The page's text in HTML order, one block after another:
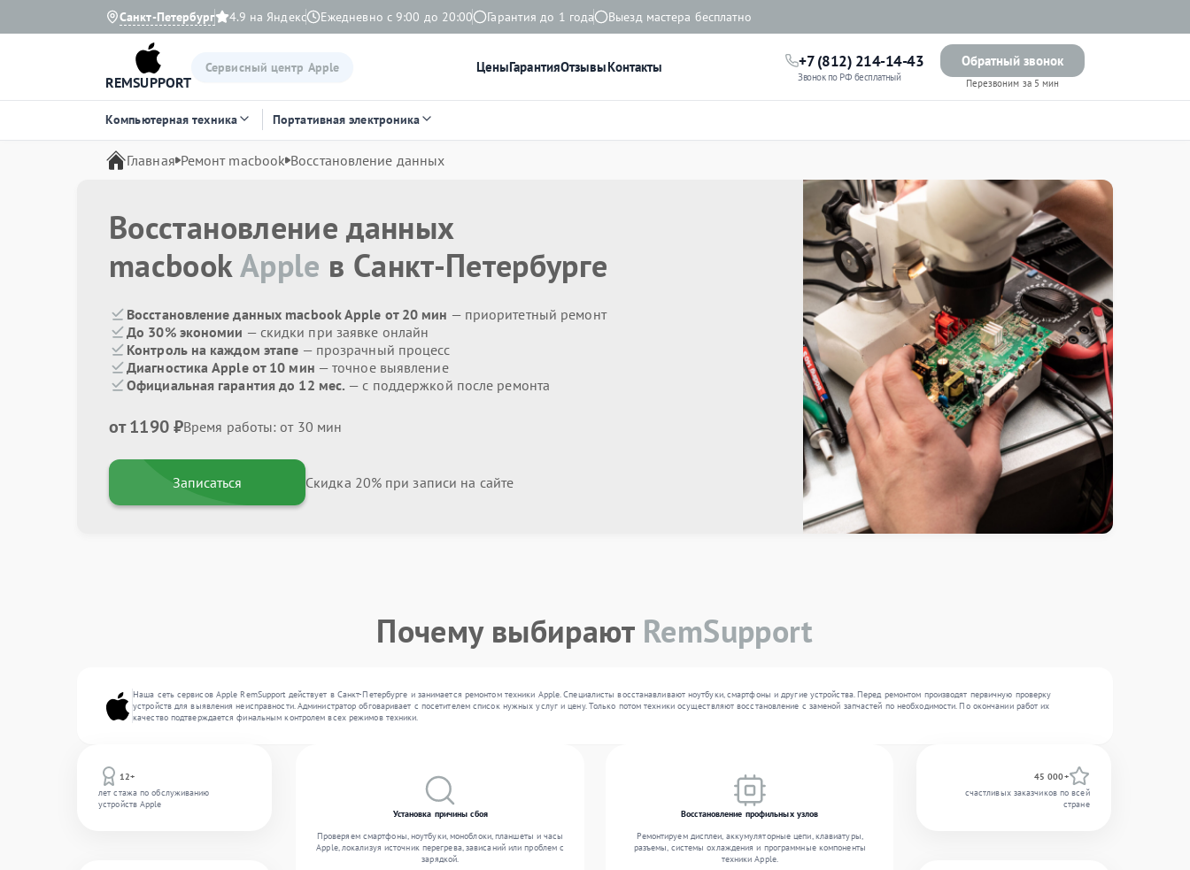
Санкт-Петербург 4.9 на Яндекс Ежедневно с 9:00 до 20:00 Гарантия до 1 года Выезд мастера бесплатно
REMSUPPORT
Сервисный центр Apple ЦеныГарантияОтзывыКонтакты +7 (812) 214-14-43
Звонок по РФ бесплатный
Обратный звонок
Перезвоним за 5 мин
Компьютерная техника Портативная электроника
Главная Ремонт macbook Восстановление данных
Восстановление данных
macbookApple в Санкт-Петербурге
Восстановление данных macbook Apple от 20 мин — приоритетный ремонт
До 30% экономии — скидки при заявке онлайн
Контроль на каждом этапе — прозрачный процесс
Диагностика Apple от 10 мин — точное выявление
Официальная гарантия до 12 мес. — с поддержкой после ремонта
от 1190 ₽Время работы: от 30 мин
Записаться Скидка 20% при записи на сайте
Почему выбирают RemSupport
Наша сеть сервисов Apple RemSupport действует в Санкт-Петербурге и занимается ремонтом техники Apple. Специалисты восстанавливают ноутбуки, смартфоны и другие устройства. Перед ремонтом производят первичную проверку
устройств для выявления неисправности. Администратор обговаривает с посетителем список нужных услуг и цену. Только потом техники осуществляют восстановление с заменой запчастей по необходимости. По окончании работ их
качество подтверждается финальным контролем всех режимов техники.
12+
лет стажа по обслуживанию
устройств Apple
Установка причины сбоя
Проверяем смартфоны, ноутбуки, моноблоки, планшеты и часы
Apple, локализуя источник перегрева, зависаний или проблем с
зарядкой.
Восстановление профильных узлов
Ремонтируем дисплеи, аккумуляторные цепи, клавиатуры,
разъемы, системы охлаждения и программные компоненты
техники Apple.
45 000+
счастливых заказчиков по всей
стране